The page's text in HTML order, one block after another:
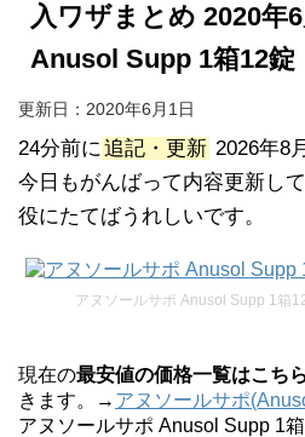
入ワザまとめ 2020年
Anusol Supp 1箱12錠
更新日： 2020年6月1日
24分前に追記・更新 2026年8
今日もがんばって内容更新し
役にたてばうれしいです。
アヌソールサポ Anusol Supp 1箱
現在の最安値の価格一覧はこち
きます。→ アヌソールサポ
アヌソールサポ Anusol Supp 1